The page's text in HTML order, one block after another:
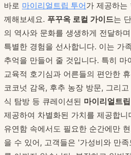
바로 마이리얼트립 투어가 제공하는
께해보세요. 푸꾸옥 로컬 가이드는
의 역사와 문화를 생생하게 전달하
특별한 경험을 선사합니다. 이는 가
추억을 만들어 줄 것입니다. 특히 마
교육적 호기심과 어른들의 편안한
코코넛 감옥, 후추 농장 방문, 그리
식 탐방 등 큐레이션된 마이리얼트
제공하여 차별화된 가치를 제공합니
유연함 속에서도 필요한 순간에만
을 수 있어, 고객들은 '가성비와 만